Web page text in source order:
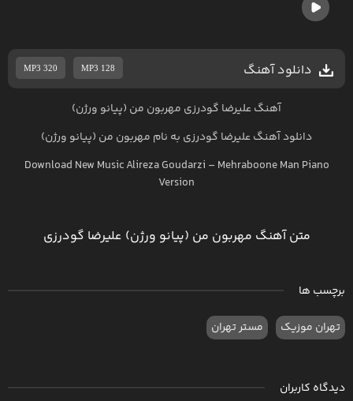
دانلود آهنگ MP3 320 MP3 128
آهنگ علیرضا گودرزی مهربون من (پیانو ورژن)
دانلود آهنگعلیرضا گودرزی به نام مهربون من (پیانو ورژن)
Download New MusicAlireza Goudarzi – Mehraboone Man Piano
Version
متن آهنگ مهربون من (پیانو ورژن) علیرضا گودرزی
برچسب ها
تهران موزیک مستر تهران
دیدگاه کاربران